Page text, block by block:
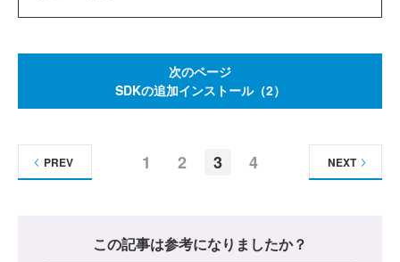
次のページ
SDKの追加インストール（2）
1 2 3 4
PREV NEXT
この記事は参考になりましたか？